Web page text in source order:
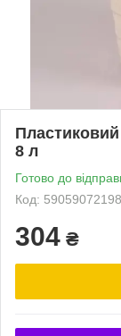
Пластиковий
8 л
Готово до
Код:
304 ₴